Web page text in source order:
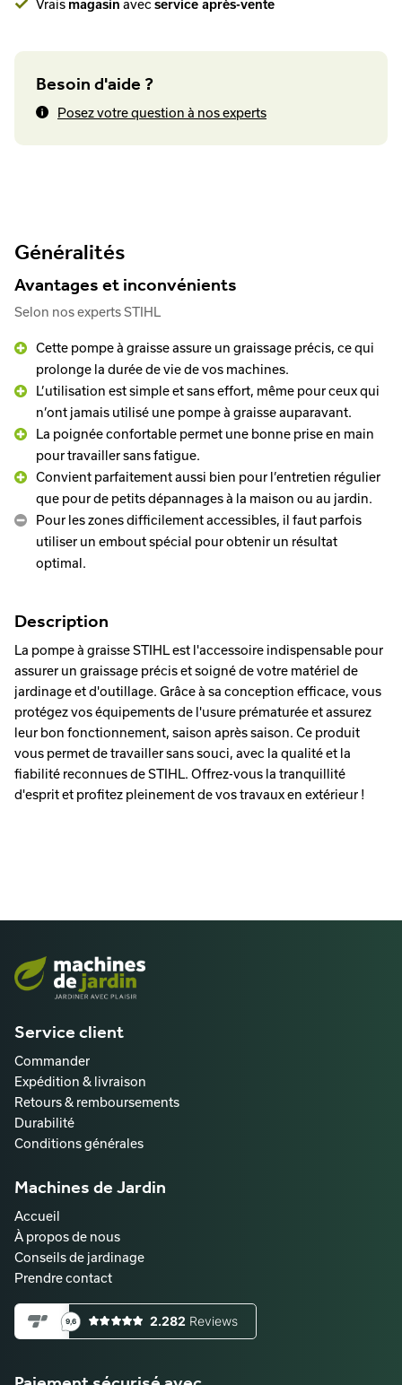
Vrais magasin avec service après-vente
Besoin d'aide ?
Posez votre question à nos experts
Généralités
Avantages et inconvénients
Selon nos experts STIHL
Cette pompe à graisse assure un graissage précis, ce qui
prolonge la durée de vie de vos machines.
L’utilisation est simple et sans effort, même pour ceux qui
n’ont jamais utilisé une pompe à graisse auparavant.
La poignée confortable permet une bonne prise en main
pour travailler sans fatigue.
Convient parfaitement aussi bien pour l’entretien régulier
que pour de petits dépannages à la maison ou au jardin.
Pour les zones difficilement accessibles, il faut parfois
utiliser un embout spécial pour obtenir un résultat
optimal.
Description
La pompe à graisse STIHL est l'accessoire indispensable pour
assurer un graissage précis et soigné de votre matériel de
jardinage et d'outillage. Grâce à sa conception efficace, vous
protégez vos équipements de l'usure prématurée et assurez
leur bon fonctionnement, saison après saison. Ce produit
vous permet de travailler sans souci, avec la qualité et la
fiabilité reconnues de STIHL. Offrez-vous la tranquillité
d'esprit et profitez pleinement de vos travaux en extérieur !
Service client
Commander
Expédition & livraison
Retours & remboursements
Durabilité
Conditions générales
Machines de Jardin
Accueil
À propos de nous
Conseils de jardinage
Prendre contact